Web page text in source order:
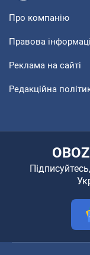
Про компанію
Правова
Реклама на сайті
Редакційна